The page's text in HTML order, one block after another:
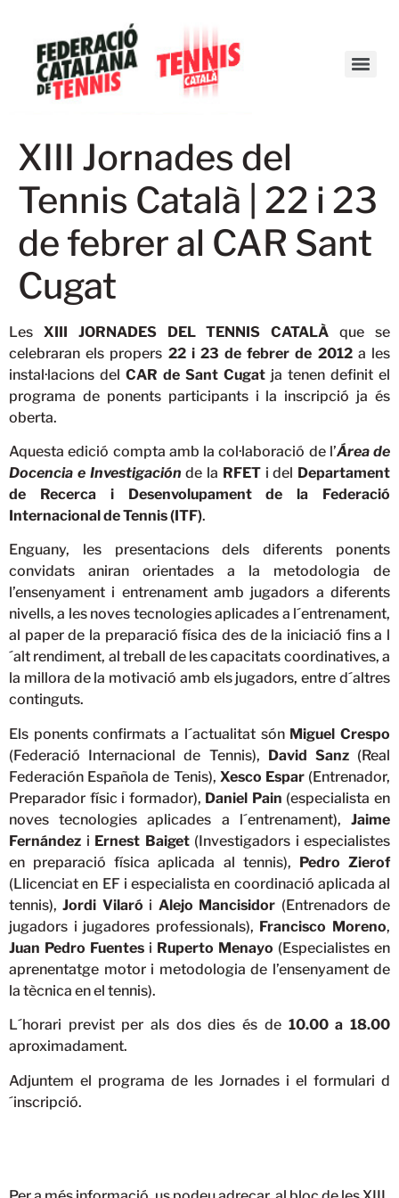
XIII Jornades del
Tennis Català | 22 i 23
de febrer al CAR Sant
Cugat
Les XIII JORNADES DEL TENNIS CATALÀ que se
celebraran els propers 22 i 23 de febrer de 2012a les
instal·lacions del CAR de Sant Cugat ja tenen definit el
programa de ponents participants i la inscripció ja és
oberta.
Aquesta edició compta amb la col·laboració de l’Área de
Docencia e Investigación de la RFETi del Departament
de Recerca i Desenvolupament de la Federació
Internacional de Tennis (ITF).
Enguany, les presentacions dels diferents ponents
convidats aniran orientades a la metodologia de
l’ensenyament i entrenament amb jugadors a diferents
nivells, a les noves tecnologies aplicades a l´entrenament,
al paper de la preparació física des de la iniciació fins a l
´alt rendiment, al treball de les capacitats coordinatives, a
la millora de la motivació amb els jugadors, entre d´altres
continguts.
Els ponents confirmats a l´actualitat són Miguel Crespo
(Federació Internacional de Tennis), David Sanz(Real
Federación Española de Tenis), Xesco Espar(Entrenador,
Preparador físic i formador), Daniel Pain (especialista en
noves tecnologies aplicades a l´entrenament),
Jaime
Fernández i Ernest Baiget (Investigadors i especialistes
en preparació física aplicada al tennis), Pedro Zierof
(Llicenciat en EF i especialista en coordinació aplicada al
tennis),Jordi Vilaró i Alejo Mancisidor (Entrenadors de
jugadors i jugadores professionals), Francisco Moreno,
Juan Pedro Fuentes i Ruperto Menayo (Especialistes en
aprenentatge motor i metodologia de l’ensenyament de
la tècnica en el tennis).
L´horari previst per als dos dies és de10.00 a 18.00
aproximadament.
Adjuntem el programa de les Jornades i el formulari d
´inscripció.